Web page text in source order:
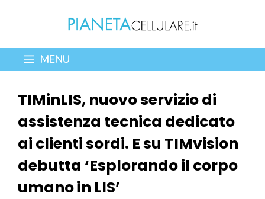
contenuto
MENU
TIMinLIS, nuovo servizio di
assistenza tecnica dedicato
ai clienti sordi. E su TIMvision
debutta ‘Esplorando il corpo
umano in LIS’